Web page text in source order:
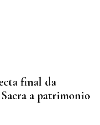
final da
a patrimonio